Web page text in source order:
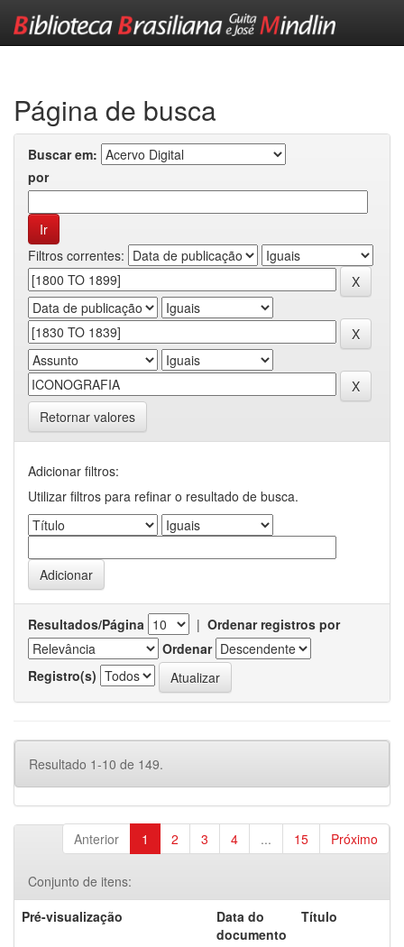
Página de busca
Buscar em:
por
Filtros correntes:
Retornar valores
Adicionar filtros:
Utilizar filtros para refinar o resultado de busca.
Resultados/Página | Ordenar registros por
Ordenar
Registro(s)
Resultado 1-10 de 149.
Anterior 1 2 3 4 ... 15 Próximo
Conjunto de itens:
Pré-visualização
Data do
documento
Título